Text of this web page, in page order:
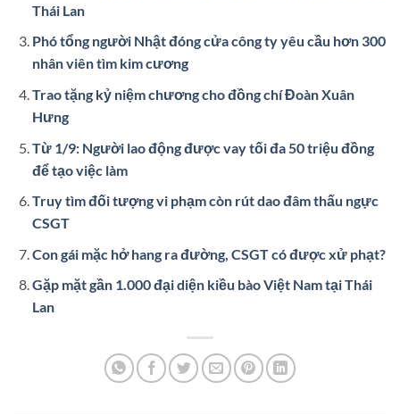
Thái Lan
Phó tổng người Nhật đóng cửa công ty yêu cầu hơn 300
nhân viên tìm kim cương
Trao tặng kỷ niệm chương cho đồng chí Đoàn Xuân
Hưng
Từ 1/9: Người lao động được vay tối đa 50 triệu đồng
để tạo việc làm
Truy tìm đối tượng vi phạm còn rút dao đâm thấu ngực
CSGT
Con gái mặc hở hang ra đường, CSGT có được xử phạt?
Gặp mặt gần 1.000 đại diện kiều bào Việt Nam tại Thái
Lan